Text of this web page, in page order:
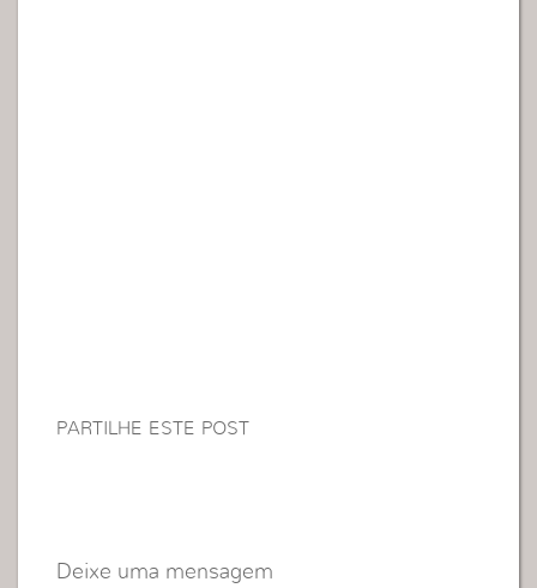
PARTILHE ESTE POST
Deixe uma mensagem